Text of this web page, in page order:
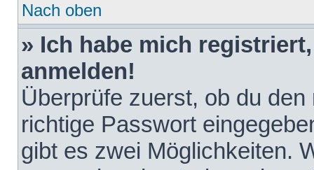
Nach oben
» Ich habe mich
anmelden!
Überprüfe zuerst, ob du
richtige Passwort
gibt es zwei Möglichkeiten.